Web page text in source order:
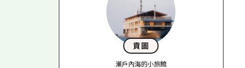
貢圖
瀨戶內海的小旅館